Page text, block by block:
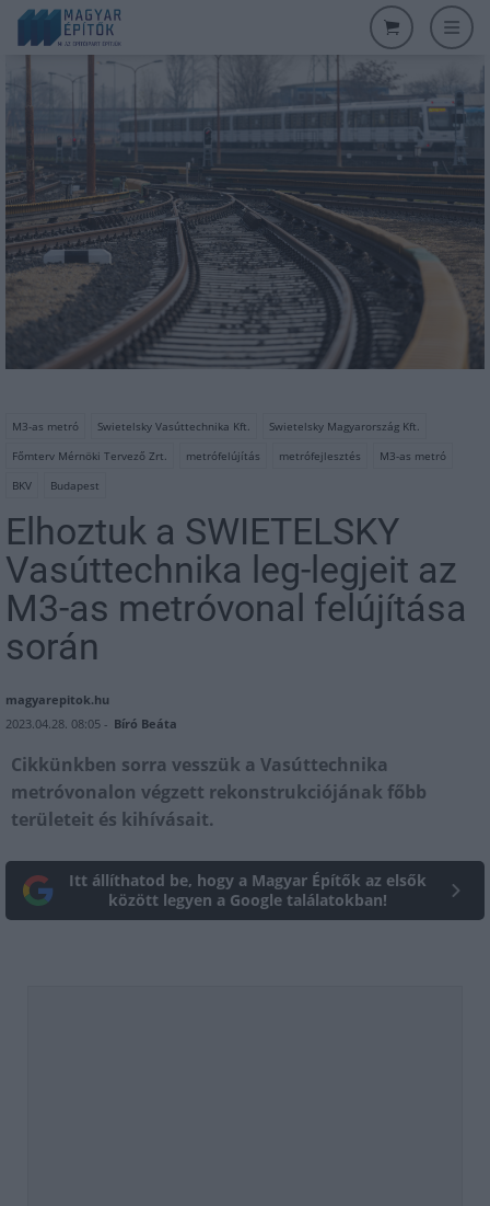
M3-as metró Swietelsky Vasúttechnika Kft.
Swietelsky Magyarország Kft.
Főmterv Mérnöki Tervező Zrt.
metrófelújítás metrófejlesztés
M3-as metró
BKV
Budapest
Elhoztuk a SWIETELSKY
Vasúttechnika leg-legjeit az
M3-as metróvonal felújítása
során
magyarepitok.hu
2023.04.28. 08:05 - Bíró Beáta
Cikkünkben sorra vesszük a Vasúttechnika
metróvonalon végzett rekonstrukciójának főbb
területeit és kihívásait.
Itt állíthatod be, hogy a Magyar Építők az elsők
között legyen a Google találatokban!